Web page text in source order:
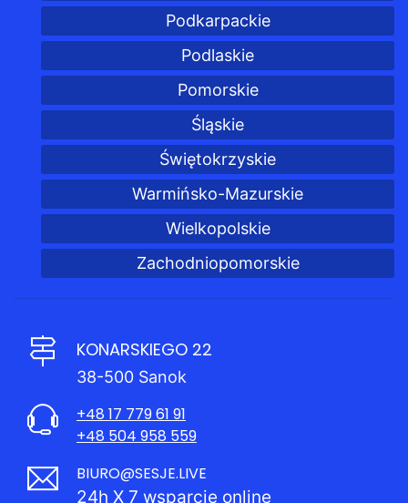
Podkarpackie
Podlaskie
Pomorskie
Śląskie
Świętokrzyskie
Warmińsko-Mazurskie
Wielkopolskie
Zachodniopomorskie
KONARSKIEGO 22
38-500 Sanok
+48 17 779 61 91
+48 504 958 559
BIURO@SESJE.LIVE
24h X 7 wsparcie online